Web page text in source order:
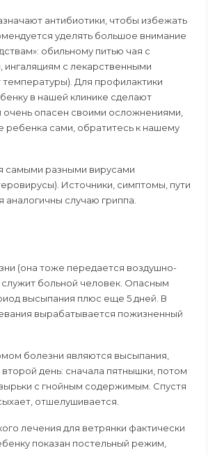
антибиотики, чтобы избежать
уделять большое внимание
обильному питью чая с
с лекарственными
температуры). Для профилактики
в нашей клинике сделают
очень опасен своими осложнениями,
ребенка сами, обратитесь к нашему
разными вирусами
Источники, симптомы, пути
аналогичны случаю гриппа.
(она тоже передается воздушно-
больной человек. Опасным
высыпания плюс еще 5 дней. В
вырабатывается пожизненный
болезни являются высыпания,
день: сначала пятнышки, потом
с гнойным содержимым. Спустя
отшелушивается.
лечения для ветрянки фактически
показан постельный режим,